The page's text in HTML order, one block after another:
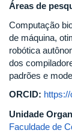
Áreas de
Computação
de máquina,
robótica
dos
padrões e
ORCID:
Unidade
Faculdade de